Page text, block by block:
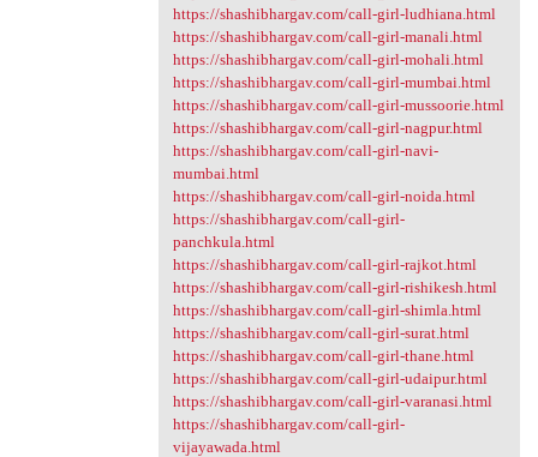
https://shashibhargav.com/call-girl-ludhiana.html
https://shashibhargav.com/call-girl-manali.html
https://shashibhargav.com/call-girl-mohali.html
https://shashibhargav.com/call-girl-mumbai.html
https://shashibhargav.com/call-girl-mussoorie.html
https://shashibhargav.com/call-girl-nagpur.html
https://shashibhargav.com/call-girl-navi-
mumbai.html
https://shashibhargav.com/call-girl-noida.html
https://shashibhargav.com/call-girl-
panchkula.html
https://shashibhargav.com/call-girl-rajkot.html
https://shashibhargav.com/call-girl-rishikesh.html
https://shashibhargav.com/call-girl-shimla.html
https://shashibhargav.com/call-girl-surat.html
https://shashibhargav.com/call-girl-thane.html
https://shashibhargav.com/call-girl-udaipur.html
https://shashibhargav.com/call-girl-varanasi.html
https://shashibhargav.com/call-girl-
vijayawada.html